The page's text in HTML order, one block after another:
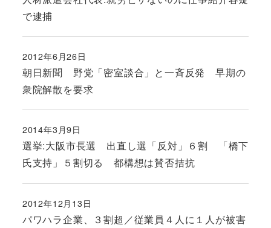
で逮捕
朝日新聞 野党「密室談合」と一斉反発 早期の
衆院解散を要求
投稿日
2012年6月26日
選挙:大阪市長選 出直し選「反対」６割 「橋下
氏支持」５割切る 都構想は賛否拮抗
投稿日
2014年3月9日
パワハラ企業、３割超／従業員４人に１人が被害
投稿日
2012年12月13日